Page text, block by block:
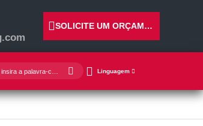
SOLICITE UM ORÇAMENTO
Linguagem